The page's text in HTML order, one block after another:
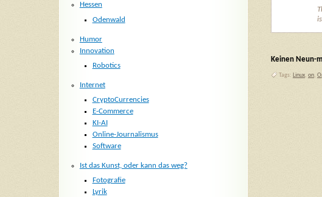
Keinen Neun-
Tags: Linux, on,
Hessen
Odenwald
Humor
Innovation
Robotics
Internet
CryptoCurrencies
E-Commerce
KI-AI
Online-Journalismus
Software
Ist das Kunst, oder kann das weg?
Fotografie
Lyrik